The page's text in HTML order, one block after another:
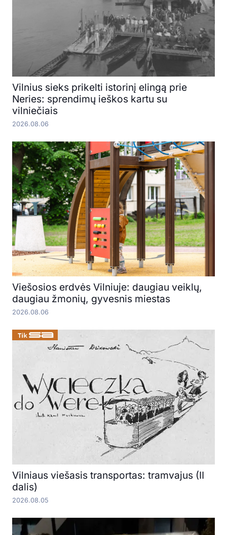
Vilnius sieks prikelti istorinį elingą prie
Neries: sprendimų ieškos kartu su
vilniečiais
2026.08.06
Viešosios erdvės Vilniuje: daugiau veiklų,
daugiau žmonių, gyvesnis miestas
2026.08.06
Vilniaus viešasis transportas: tramvajus (II
dalis)
2026.08.05